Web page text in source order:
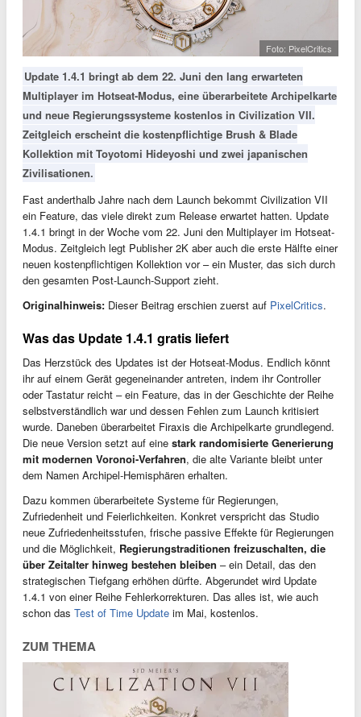
Foto: PixelCritics
Update 1.4.1 bringt ab dem 22. Juni den lang erwarteten
Multiplayer im Hotseat-Modus, eine überarbeitete Archipelkarte
und neue Regierungssysteme kostenlos in Civilization VII.
Zeitgleich erscheint die kostenpflichtige Brush & Blade
Kollektion mit Toyotomi Hideyoshi und zwei japanischen
Zivilisationen.
Fast anderthalb Jahre nach dem Launch bekommt Civilization VII
ein Feature, das viele direkt zum Release erwartet hatten. Update
1.4.1 bringt in der Woche vom 22. Juni den Multiplayer im Hotseat-
Modus. Zeitgleich legt Publisher 2K aber auch die erste Hälfte einer
neuen kostenpflichtigen Kollektion vor – ein Muster, das sich durch
den gesamten Post-Launch-Support zieht.
Originalhinweis: Dieser Beitrag erschien zuerst auf PixelCritics.
Was das Update 1.4.1 gratis liefert
Das Herzstück des Updates ist der Hotseat-Modus. Endlich könnt
ihr auf einem Gerät gegeneinander antreten, indem ihr Controller
oder Tastatur reicht – ein Feature, das in der Geschichte der Reihe
selbstverständlich war und dessen Fehlen zum Launch kritisiert
wurde. Daneben überarbeitet Firaxis die Archipelkarte grundlegend.
Die neue Version setzt auf eine stark randomisierte Generierung
mit modernen Voronoi-Verfahren, die alte Variante bleibt unter
dem Namen Archipel-Hemisphären erhalten.
Dazu kommen überarbeitete Systeme für Regierungen,
Zufriedenheit und Feierlichkeiten. Konkret verspricht das Studio
neue Zufriedenheitsstufen, frische passive Effekte für Regierungen
und die Möglichkeit, Regierungstraditionen freizuschalten, die
über Zeitalter hinweg bestehen bleiben – ein Detail, das den
strategischen Tiefgang erhöhen dürfte. Abgerundet wird Update
1.4.1 von einer Reihe Fehlerkorrekturen. Das alles ist, wie auch
schon das Test of Time Update im Mai, kostenlos.
ZUM THEMA